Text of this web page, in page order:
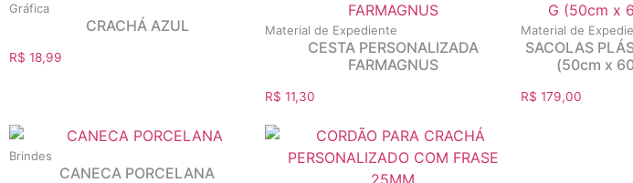
Gráfica
CRACHÁ AZUL
R$ 18,99
Material de Expediente
CESTA PERSONALIZADA
FARMAGNUS
R$ 11,30
Material de
SACOLAS
(50cm x
R$ 179,00
Brindes
CANECA PORCELANA